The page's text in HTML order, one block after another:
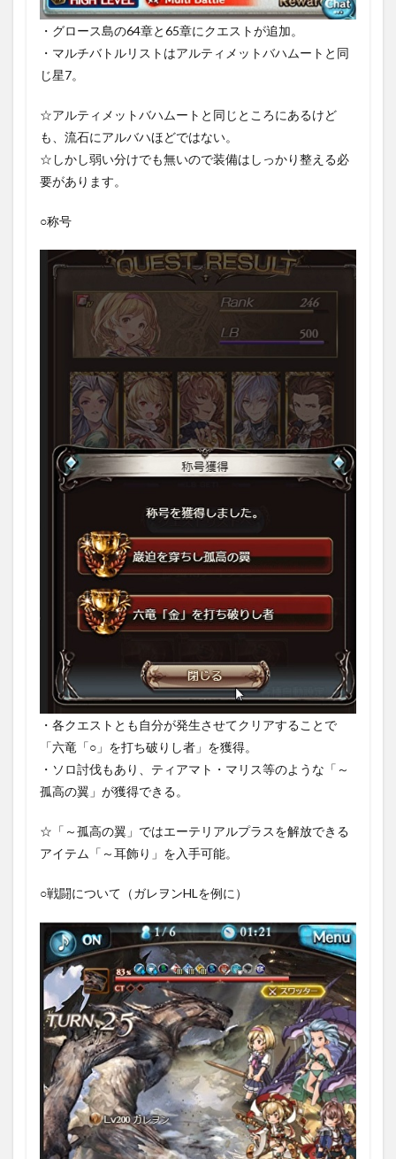
・グロース島の64章と65章にクエストが追加。
・マルチバトルリストはアルティメットバハムートと同
じ星7。
☆アルティメットバハムートと同じところにあるけど
も、流石にアルバハほどではない。
☆しかし弱い分けでも無いので装備はしっかり整える必
要があります。
○称号
・各クエストとも自分が発生させてクリアすることで
「六竜「○」を打ち破りし者」を獲得。
・ソロ討伐もあり、ティアマト・マリス等のような「～
孤高の翼」が獲得できる。
☆「～孤高の翼」ではエーテリアルプラスを解放できる
アイテム「～耳飾り」を入手可能。
○戦闘について（ガレヲンHLを例に）